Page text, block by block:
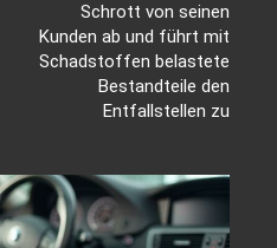
Schrott von seinen
Kunden ab und führt mit
Schadstoffen belastete
Bestandteile den
Entfallstellen zu